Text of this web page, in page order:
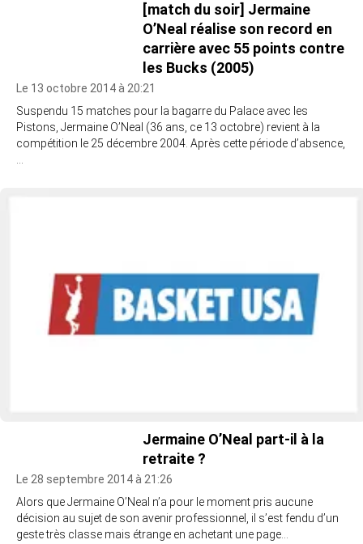
[match du soir] Jermaine
O’Neal réalise son record en
carrière avec 55 points contre
les Bucks (2005)
Le 13 octobre 2014 à 20:21
Suspendu 15 matches pour la bagarre du Palace avec les
Pistons, Jermaine O’Neal (36 ans, ce 13 octobre) revient à la
compétition le 25 décembre 2004. Après cette période d’absence,
…
Jermaine O’Neal part-il à la
retraite ?
Le 28 septembre 2014 à 21:26
Alors que Jermaine O’Neal n’a pour le moment pris aucune
décision au sujet de son avenir professionnel, il s’est fendu d’un
geste très classe mais étrange en achetant une page…